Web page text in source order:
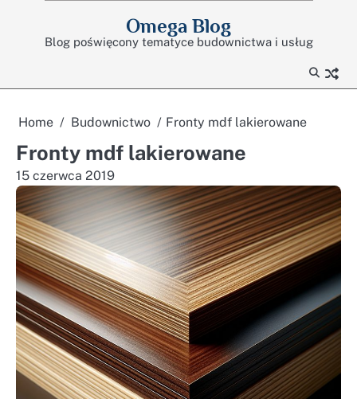
Omega Blog
Blog poświęcony tematyce budownictwa i usług
Home Budownictwo Fronty mdf lakierowane
Fronty mdf lakierowane
15 czerwca 2019